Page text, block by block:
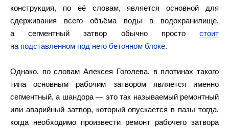
конструкция, по её словам, является основной для
сдерживания всего объёма воды в водохранилище,
а сегментный затвор обычно просто стоит
на подставленном под него бетонном блоке.
Однако, по словам Алексея Гоголева, в плотинах такого
типа основным рабочим затвором является именно
сегментный, а шандора — это так называемый ремонтный
или аварийный затвор, который опускается в пазы тогда,
когда необходимо произвести ремонт рабочего затвора